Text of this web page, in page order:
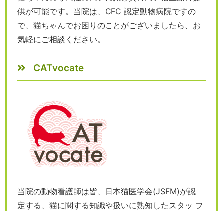
供が可能です。当院は、CFC 認定動物病院ですの
で、猫ちゃんでお困りのことがございましたら、お
気軽にご相談ください。
CATvocate
当院の動物看護師は皆、日本猫医学会(JSFM)が認
定する、猫に関する知識や扱いに熟知したスタッ フ